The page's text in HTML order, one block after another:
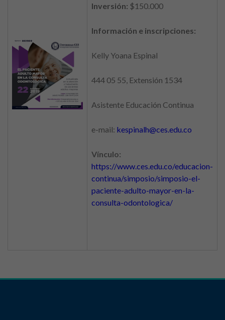
Inversión: $150.000
Información e inscripciones:
Kelly Yoana Espinal
444 05 55, Extensión 1534
Asistente Educación Continua
e-mail: kespinalh@ces.edu.co
Vínculo:
https://www.ces.edu.co/educacion-
continua/simposio/simposio-el-
paciente-adulto-mayor-en-la-
consulta-odontologica/